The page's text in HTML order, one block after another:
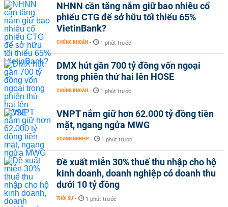
NHNN cần tăng nắm giữ bao nhiêu cổ
phiếu CTG để sở hữu tối thiểu 65%
VietinBank?
CHỨNG KHOÁN - 1 phút trước
DMX hút gần 700 tỷ đồng vốn ngoại
trong phiên thứ hai lên HOSE
CHỨNG KHOÁN - 1 phút trước
VNPT nắm giữ hơn 62.000 tỷ đồng tiền
mặt, ngang ngửa MWG
DOANH NGHIỆP - 1 phút trước
Đề xuất miễn 30% thuế thu nhập cho hộ
kinh doanh, doanh nghiệp có doanh thu
dưới 10 tỷ đồng
THỜI SỰ - 1 phút trước